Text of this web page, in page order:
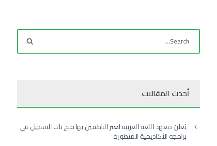
أحدث المقالات
يُعلن معهد اللغة العربية لغير الناطقين بها فتح باب التسجيل في
برامجه الأكاديمية المتطورة